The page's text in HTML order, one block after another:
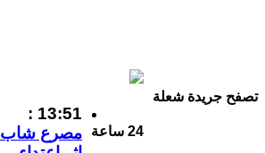
تصفح جريدة شعلة
24 ساعة
13:51 :
مصرع شاب